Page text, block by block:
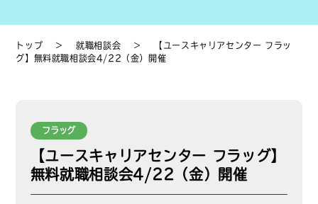
トップ ＞就職相談会 ＞
【ユースキャリアセンター フラッ
グ】無料就職相談会4/22（金）開催
フラッグ
【ユースキャリアセンター フラッグ】
無料就職相談会4/22（金）開催